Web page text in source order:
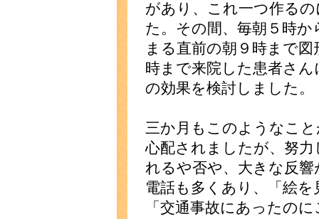
があり、これ一つ作る
た。その間、毎朝５時
まる直前の朝９時まで
時まで来院した患者さ
の効果を検討しました。
三か月もこのようなこ
心配されましたが、努
れるや否や、大きな反
電話も多くあり、「絵
「交通事故にあったの